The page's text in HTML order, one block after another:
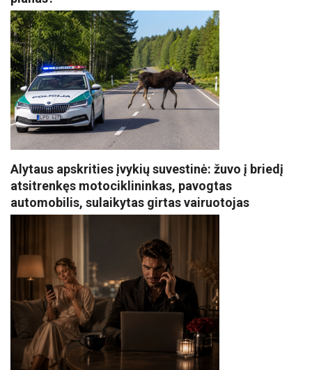
Alytaus apskrities įvykių suvestinė: žuvo į briedį
atsitrenkęs motociklininkas, pavogtas
automobilis, sulaikytas girtas vairuotojas